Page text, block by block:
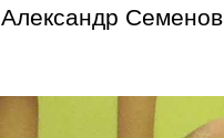
Александр Семенов